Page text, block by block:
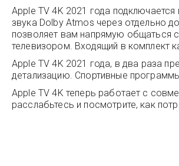
Apple TV 4K 2021 года
звука Dolby Atmos через отдельно
позволяет вам напрямую общаться
телевизором. Входящий в комплект
Apple TV 4K 2021 года, в два раза
детализацию. Спортивные
Apple TV 4K теперь работает с
расслабьтесь и посмотрите, как